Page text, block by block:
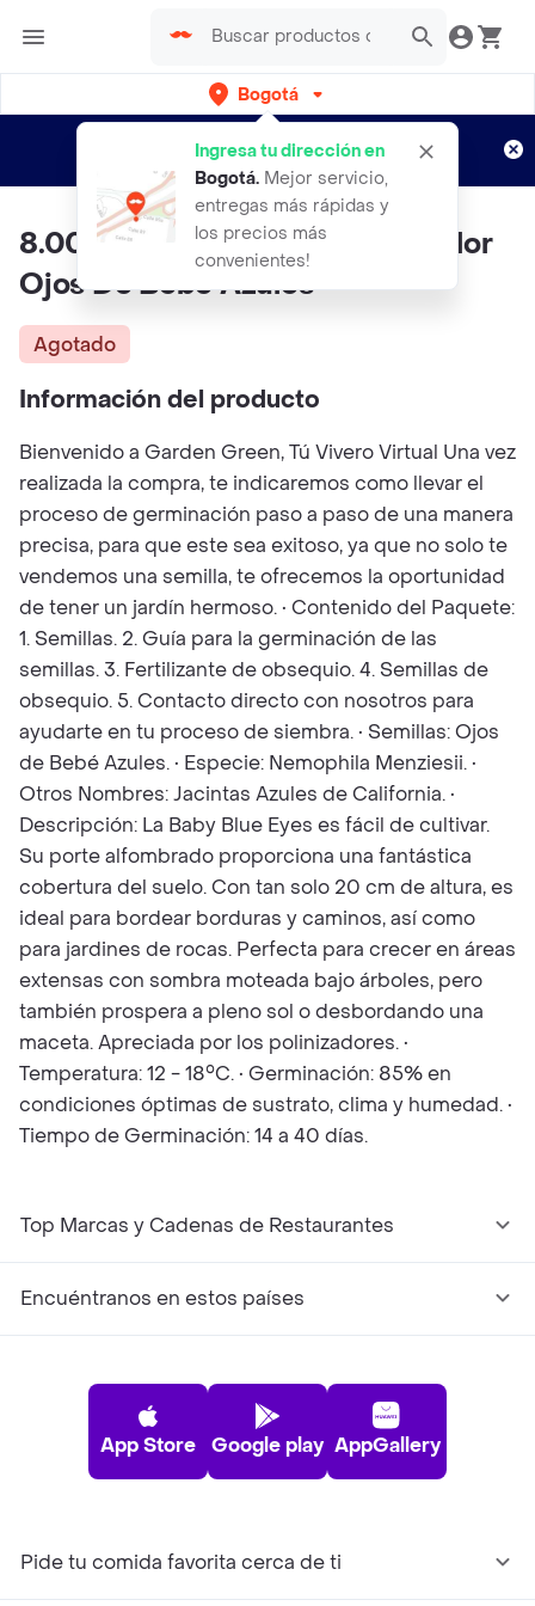
Bogotá
Ingresa tu dirección en
Bogotá. Mejor servicio,
entregas más rápidas y
los precios más
convenientes!
envíos gratis por semanas
Aplican TyC
8.000 Semillas Orgánicas De Flor
Ojos De Bebé Azules
Agotado
Información del producto
Bienvenido a Garden Green, Tú Vivero Virtual Una vez
realizada la compra, te indicaremos como llevar el
proceso de germinación paso a paso de una manera
precisa, para que este sea exitoso, ya que no solo te
vendemos una semilla, te ofrecemos la oportunidad
de tener un jardín hermoso. • Contenido del Paquete:
1. Semillas. 2. Guía para la germinación de las
semillas. 3. Fertilizante de obsequio. 4. Semillas de
obsequio. 5. Contacto directo con nosotros para
ayudarte en tu proceso de siembra. • Semillas: Ojos
de Bebé Azules. • Especie: Nemophila Menziesii. •
Otros Nombres: Jacintas Azules de California. •
Descripción: La Baby Blue Eyes es fácil de cultivar.
Su porte alfombrado proporciona una fantástica
cobertura del suelo. Con tan solo 20 cm de altura, es
ideal para bordear borduras y caminos, así como
para jardines de rocas. Perfecta para crecer en áreas
extensas con sombra moteada bajo árboles, pero
también prospera a pleno sol o desbordando una
maceta. Apreciada por los polinizadores. •
Temperatura: 12 - 18°C. • Germinación: 85% en
condiciones óptimas de sustrato, clima y humedad. •
Tiempo de Germinación: 14 a 40 días.
Top Marcas y Cadenas de Restaurantes
Encuéntranos en estos países
App Store Google play AppGallery
Pide tu comida favorita cerca de ti